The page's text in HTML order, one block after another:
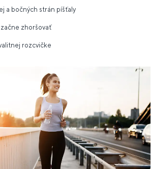
a bočných strán píšťaly
zhoršovať
rozcvičke